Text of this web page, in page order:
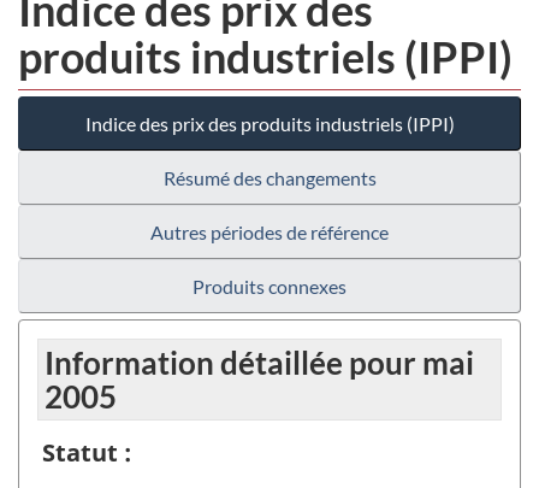
produits industriels (IPPI)
Indice des prix des produits industriels (IPPI)
Résumé des changements
Autres périodes de référence
Produits connexes
Information détaillée pour mai
2005
Statut :